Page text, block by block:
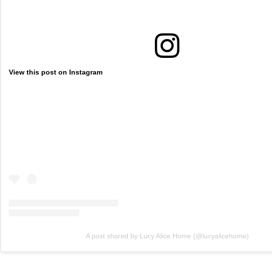
View this post on Instagram
A post shared by Lucy Alice Home (@lucyalicehome)